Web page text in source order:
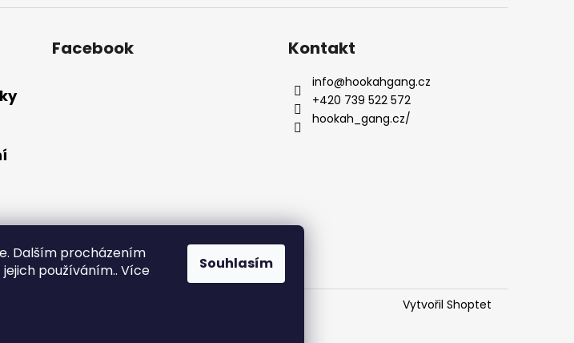
Dalším procházením
používáním.. Více
Souhlasím
Facebook Kontakt
info@hookahgang.cz
+420 739 522 572
hookah_gang.cz/
Vytvořil Shoptet